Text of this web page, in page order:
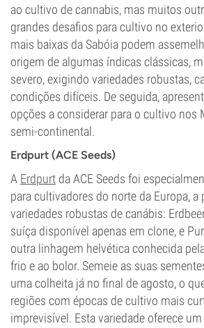
ao cultivo de cannabis, mas muitos
grandes desafios para cultivo no
mais baixas da Sabóia podem
origem de algumas índicas clássicas,
severo, exigindo variedades robustas,
condições difíceis. De seguida,
opções a considerar para o cultivo nos
semi-continental.
Erdpurt (ACE Seeds)
A Erdpurt da ACE Seeds foi
para cultivadores do norte da Europa, a
variedades robustas de canábis:
suíça disponível apenas em clone, e
outra linhagem helvética conhecida
frio e ao bolor. Semeie as suas
uma colheita já no final de agosto, o
regiões com épocas de cultivo mais
imprevisível. Esta variedade oferece